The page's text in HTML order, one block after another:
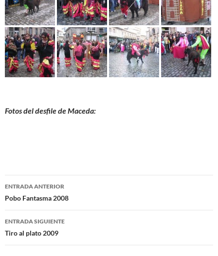
Fotos del desfile de Maceda:
Navegación
de
entradas
ENTRADA ANTERIOR
Pobo Fantasma 2008
ENTRADA SIGUIENTE
Tiro al plato 2009